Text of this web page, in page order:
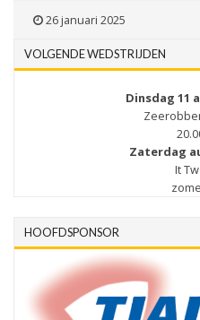
26 januari 2025
VOLGENDE WEDSTRIJDEN
Dinsdag 11
Zaterdag
It
HOOFDSPONSOR